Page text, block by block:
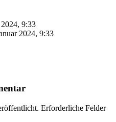
9:33
2024, 9:33
Erforderliche Felder